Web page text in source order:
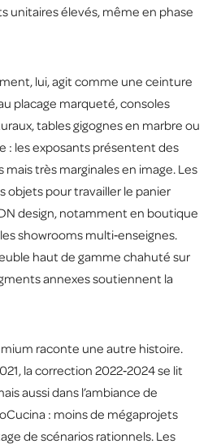
unitaires élevés, même en phase
lui, agit comme une ceinture
placage marqueté, consoles
tables gigognes en marbre ou
: les exposants présentent des
très marginales en image. Les
objets pour travailler le panier
design, notamment en boutique
showrooms multi‑enseignes.
haut de gamme chahuté sur
annexes soutiennent la
raconte une autre histoire.
la correction 2022‑2024 se lit
aussi dans l’ambiance de
: moins de mégaprojets
de scénarios rationnels. Les